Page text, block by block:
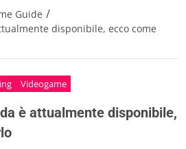
Guide /
disponibile, ecco come
Videogame
è attualmente disponibile,